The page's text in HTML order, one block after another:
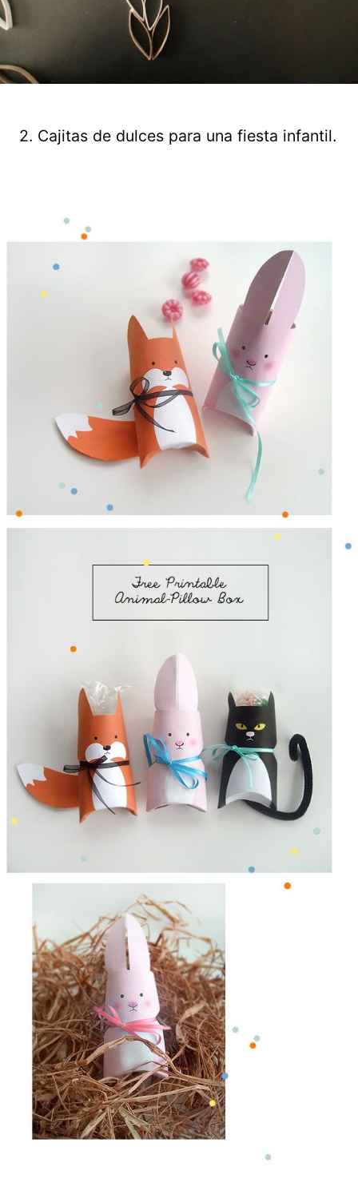
2. Cajitas de dulces para una fiesta infantil.